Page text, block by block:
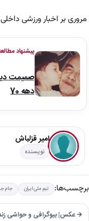
مروری بر اخبار ورزشی داخلی و
پیشنهاد
صمیمت
دهه 70
امیر قزلباش
نویسنده
برچسب‌ها: تیم ملی ایران جام
→ عکس| بیوگرافی و حواشی